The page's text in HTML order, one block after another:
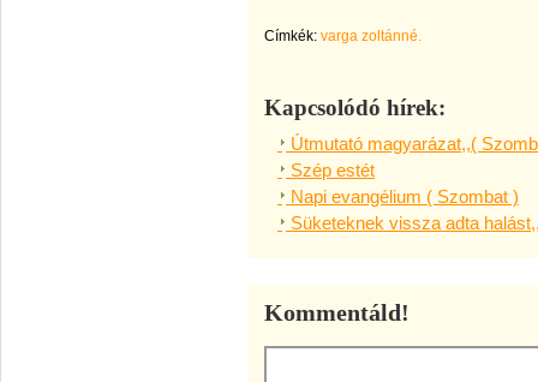
Címkék: varga zoltánné.
Kapcsolódó hírek:
Útmutató magyarázat,,(
Szép estét
Napi evangélium ( Szombat )
Süketeknek vissza adta
Kommentáld!